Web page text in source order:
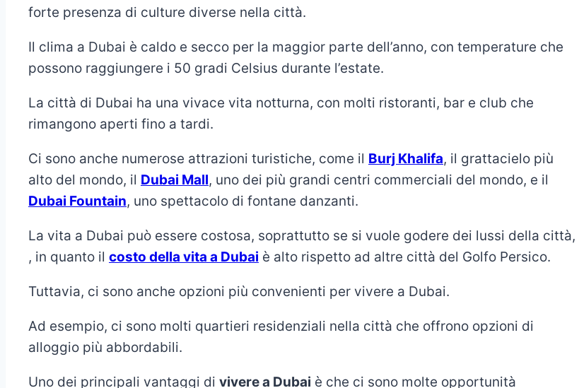
forte presenza di culture diverse nella città.
Il clima a Dubai è caldo e secco per la maggior parte dell’anno, con temperature che
possono raggiungere i 50 gradi Celsius durante l’estate.
La città di Dubai ha una vivace vita notturna, con molti ristoranti, bar e club che
rimangono aperti fino a tardi.
Ci sono anche numerose attrazioni turistiche, come il Burj Khalifa, il grattacielo più
alto del mondo, il Dubai Mall, uno dei più grandi centri commerciali del mondo, e il
Dubai Fountain, uno spettacolo di fontane danzanti.
La vita a Dubai può essere costosa, soprattutto se si vuole godere dei lussi della città,
, in quanto il costo della vita a Dubai è alto rispetto ad altre città del Golfo Persico.
Tuttavia, ci sono anche opzioni più convenienti per vivere a Dubai.
Ad esempio, ci sono molti quartieri residenziali nella città che offrono opzioni di
alloggio più abbordabili.
Uno dei principali vantaggi di vivere a Dubai è che ci sono molte opportunità